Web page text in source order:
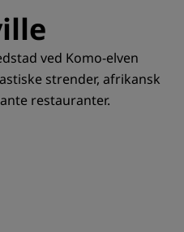
ved Komo-elven
strender, afrikansk
restauranter.